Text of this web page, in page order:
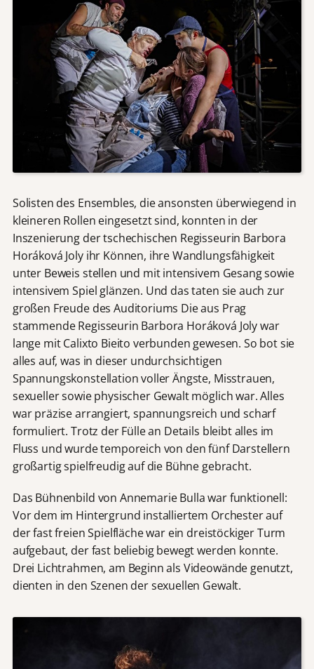
Solisten des Ensembles, die ansonsten überwiegend in
kleineren Rollen eingesetzt sind, konnten in der
Inszenierung der tschechischen Regisseurin Barbora
Horáková Joly ihr Können, ihre Wandlungsfähigkeit
unter Beweis stellen und mit intensivem Gesang sowie
intensivem Spiel glänzen. Und das taten sie auch zur
großen Freude des Auditoriums Die aus Prag
stammende Regisseurin Barbora Horáková Joly war
lange mit Calixto Bieito verbunden gewesen. So bot sie
alles auf, was in dieser undurchsichtigen
Spannungskonstellation voller Ängste, Misstrauen,
sexueller sowie physischer Gewalt möglich war. Alles
war präzise arrangiert, spannungsreich und scharf
formuliert. Trotz der Fülle an Details bleibt alles im
Fluss und wurde temporeich von den fünf Darstellern
großartig spielfreudig auf die Bühne gebracht.
Das Bühnenbild von Annemarie Bulla war funktionell:
Vor dem im Hintergrund installiertem Orchester auf
der fast freien Spielfläche war ein dreistöckiger Turm
aufgebaut, der fast beliebig bewegt werden konnte.
Drei Lichtrahmen, am Beginn als Videowände genutzt,
dienten in den Szenen der sexuellen Gewalt.